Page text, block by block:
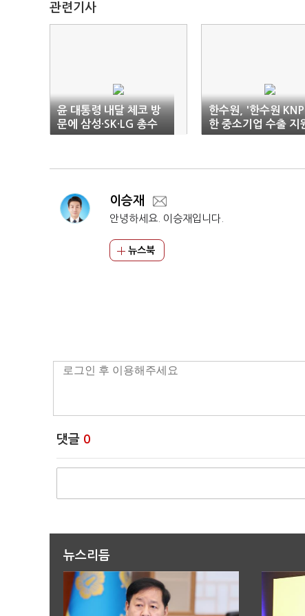
관련기사
윤 대통령 내달 체코 방
문에 삼성·SK·LG 총수
동행
한수원, '한수원
한 중소기업 수출 지
박차
이승재
안녕하세요. 이승재입니다.
뉴스북
댓글 0
뉴스리듬